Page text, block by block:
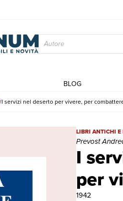
BLOG
I servizi nel deserto per vivere, per
I
per
I servizi nel
LIBRI ANTICHI E
Prevost
1942